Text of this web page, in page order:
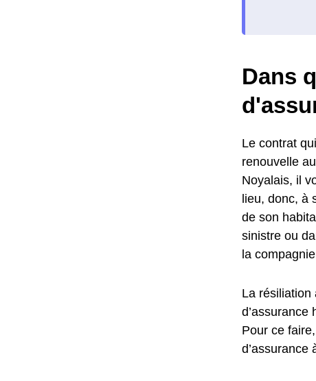
Dans
Le contrat
renouvelle
Noyalais, il
lieu, donc, à
de son
sinistre ou
la
La résiliation
d’assurance
Pour ce
d’assurance